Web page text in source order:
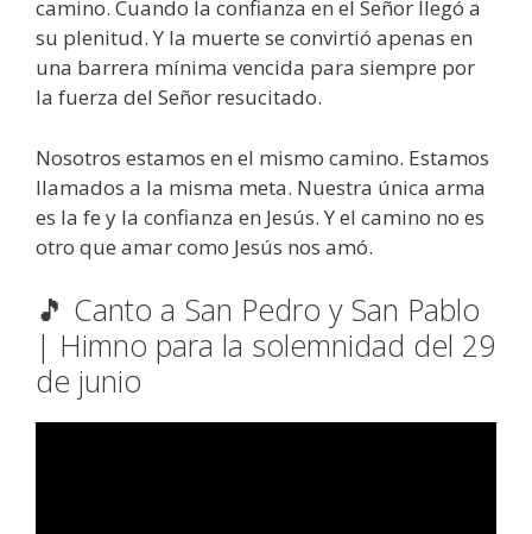
camino. Cuando la confianza en el Señor llegó a
su plenitud. Y la muerte se convirtió apenas en
una barrera mínima vencida para siempre por
la fuerza del Señor resucitado.
Nosotros estamos en el mismo camino. Estamos
llamados a la misma meta. Nuestra única arma
es la fe y la confianza en Jesús. Y el camino no es
otro que amar como Jesús nos amó.
🎵 Canto a San Pedro y San Pablo
| Himno para la solemnidad del 29
de junio